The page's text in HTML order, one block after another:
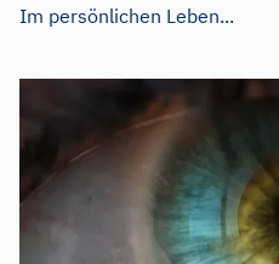
Im persönlichen Leben...